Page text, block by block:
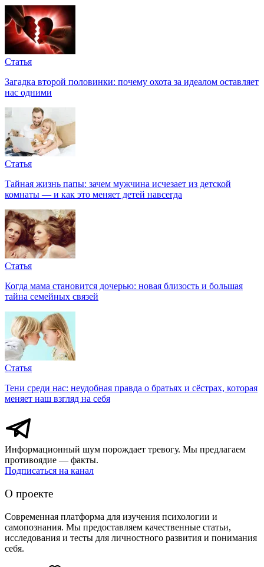
Статья
Загадка второй половинки: почему охота за идеалом оставляет
нас одними
Статья
Тайная жизнь папы: зачем мужчина исчезает из детской
комнаты — и как это меняет детей навсегда
Статья
Когда мама становится дочерью: новая близость и большая
тайна семейных связей
Статья
Тени среди нас: неудобная правда о братьях и сёстрах, которая
меняет наш взгляд на себя
Информационный шум порождает тревогу. Мы предлагаем
противоядие — факты.
Подписаться на канал
О проекте
Современная платформа для изучения психологии и
самопознания. Мы предоставляем качественные статьи,
исследования и тесты для личностного развития и понимания
себя.